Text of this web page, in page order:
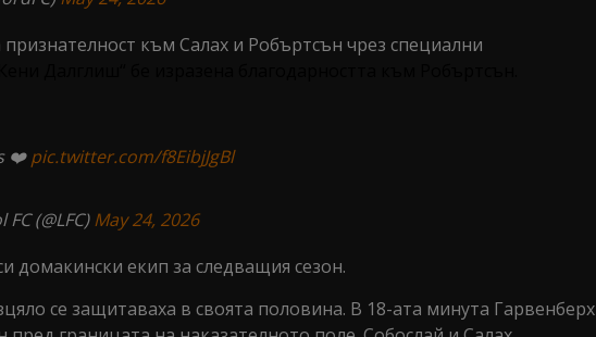
към Салах и Робъртсън чрез специални
❤️pic.twitter.com/f8EibjJgBl
(@LFC)May 24, 2026
домакински екип за следващия сезон.
се защитаваха в своята половина. В 18-ата минута Гарвенберх